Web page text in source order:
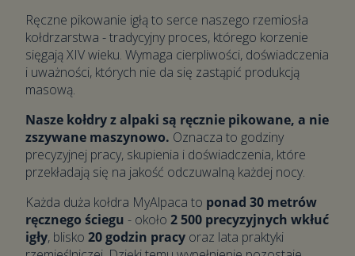
Ręczne pikowanie igłą to serce naszego rzemiosła
kołdrzarstwa - tradycyjny proces, którego korzenie
sięgają XIV wieku. Wymaga cierpliwości, doświadczenia
i uważności, których nie da się zastąpić produkcją
masową.
Nasze kołdry z alpaki są ręcznie pikowane, a nie
zszywane maszynowo. Oznacza to godziny
precyzyjnej pracy, skupienia i doświadczenia, które
przekładają się na jakość odczuwalną każdej nocy.
Każda duża kołdra MyAlpaca to ponad 30 metrów
ręcznego ściegu - około 2 500 precyzyjnych wkłuć
igły, blisko 20 godzin pracy oraz lata praktyki